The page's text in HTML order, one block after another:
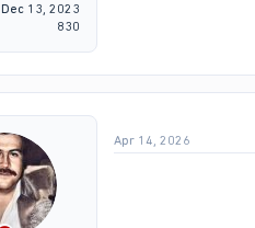
Dec 13, 2023
830
Apr 14, 2026